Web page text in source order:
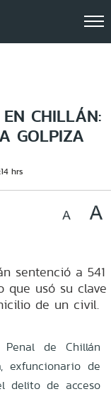
CHILLÁN:
GOLPIZA
hrs
sentenció a 541
que usó su clave
de un civil.
de Chillán
exfuncionario de
delito de acceso